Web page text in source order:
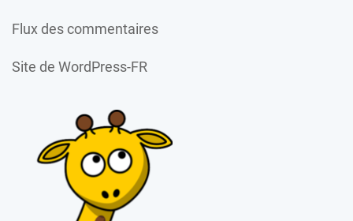
Flux des commentaires
Site de WordPress-FR